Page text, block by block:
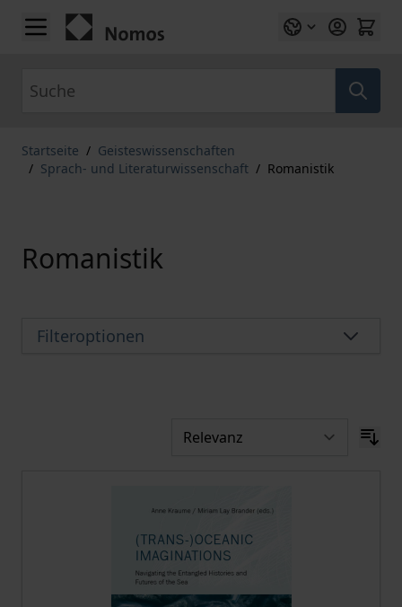
Zum Inhalt springen
Startseite / Geisteswissenschaften
/ Sprach- und Literaturwissenschaft / Romanistik
Romanistik
Filteroptionen